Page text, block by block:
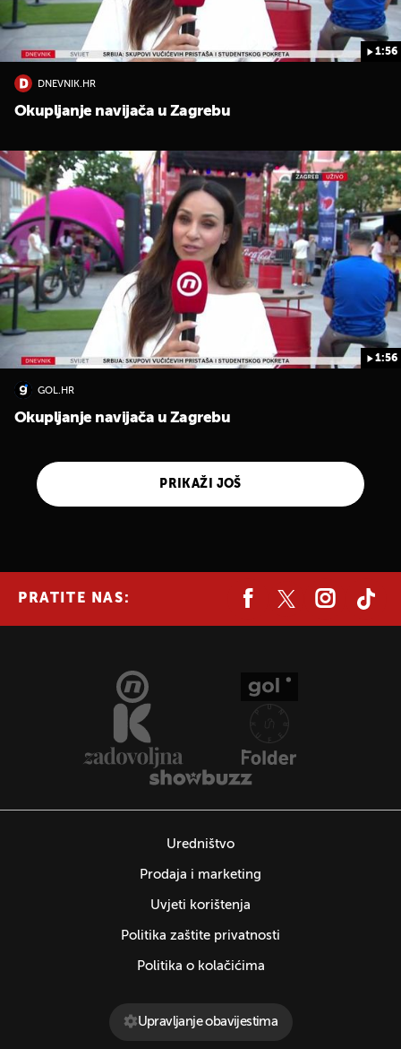
1:56
DNEVNIK.HR
Okupljanje navijača u Zagrebu
1:56
GOL.HR
Okupljanje navijača u Zagrebu
PRIKAŽI JOŠ
PRATITE NAS:
Uredništvo
Prodaja i marketing
Uvjeti korištenja
Politika zaštite privatnosti
Politika o kolačićima
Upravljanje obavijestima